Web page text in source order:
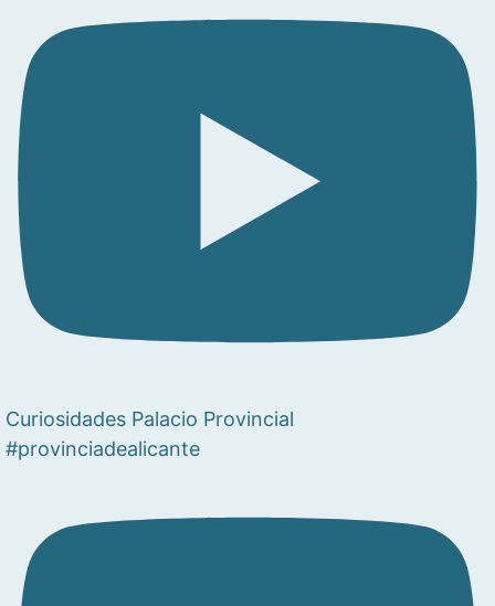
Curiosidades Palacio Provincial
#provinciadealicante